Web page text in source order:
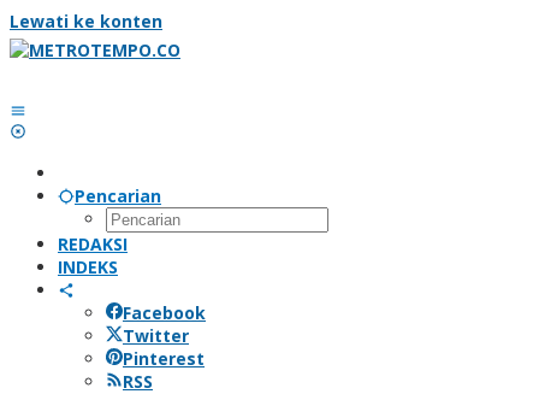
Lewati ke konten
Pencarian
REDAKSI
INDEKS
Facebook
Twitter
Pinterest
RSS